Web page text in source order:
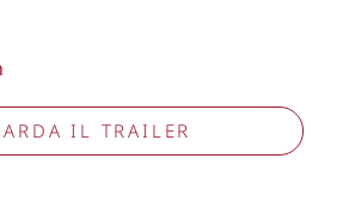
IL TRAILER